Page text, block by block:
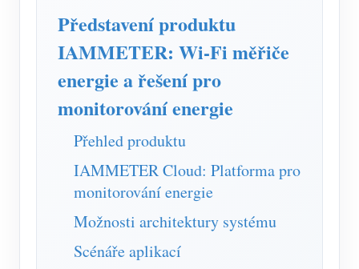
Systém energetického předpovídání a simulace
Aplikace
Monitor energie solárního FV systému
Automatizace domácnosti
Tovární energetické monitorování
Ukládat
Zdroje
Rychlý start produktu
Dokument
Výukové video
FAQ
Společenství
Vývojář
Prozkoumat
Program odměn
Kontakt
Představení produktu
IAMMETER: Wi-Fi měřiče
energie a řešení pro
monitorování energie
Přehled produktu
IAMMETER Cloud: Platforma pro
monitorování energie
Možnosti architektury systému
Scénáře aplikací